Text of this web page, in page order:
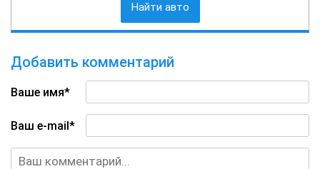
Найти авто
Добавить комментарий
Ваше имя*
Ваш e-mail*